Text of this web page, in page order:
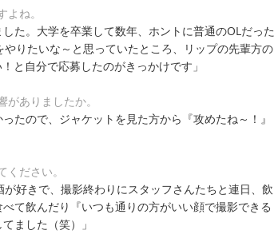
ね。
た。大学を卒業して数年、ホントに普通のOLだった
りたいな～と思っていたところ、リップの先輩方の
と自分で応募したのがきっかけです」
ありましたか。
たので、ジャケットを見た方から『攻めたね～！』
ださい。
が好きで、撮影終わりにスタッフさんたちと連日、飲
て飲んだり『いつも通りの方がいい顔で撮影できる
ました（笑）」